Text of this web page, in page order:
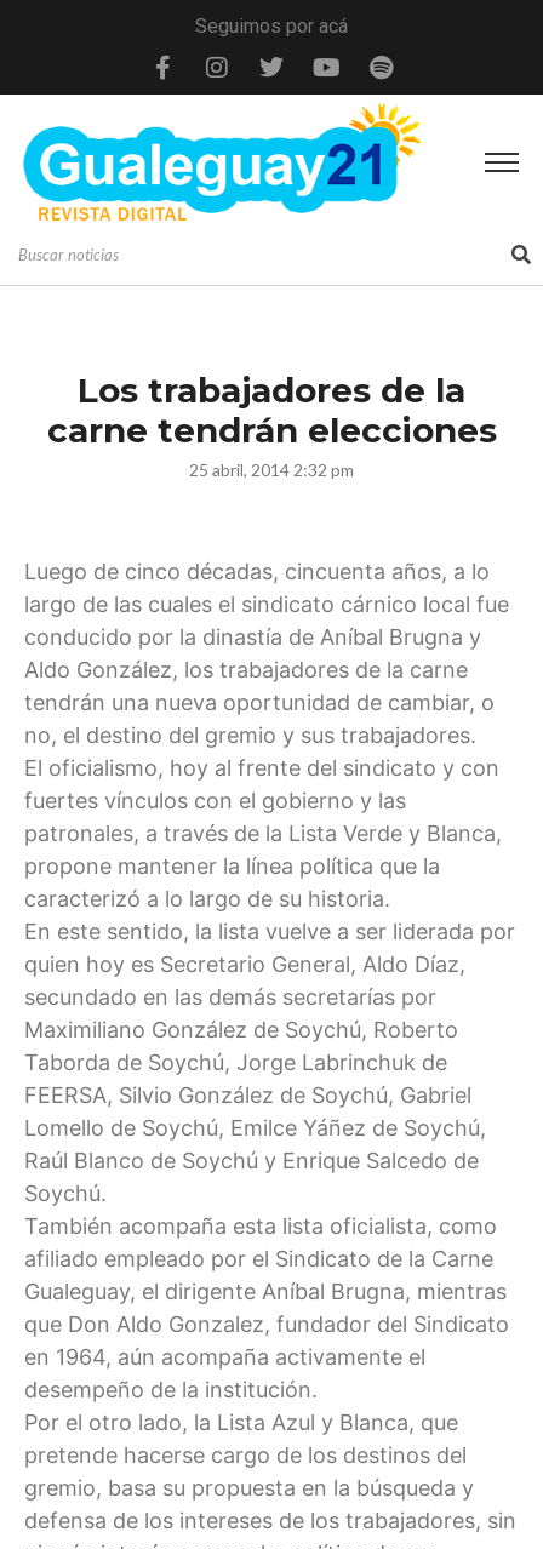
Seguimos por acá
Los trabajadores de la
carne tendrán elecciones
25 abril, 2014 2:32 pm
Luego de cinco décadas, cincuenta años, a lo
largo de las cuales el sindicato cárnico local fue
conducido por la dinastía de Aníbal Brugna y
Aldo González, los trabajadores de la carne
tendrán una nueva oportunidad de cambiar, o
no, el destino del gremio y sus trabajadores.
El oficialismo, hoy al frente del sindicato y con
fuertes vínculos con el gobierno y las
patronales, a través de la Lista Verde y Blanca,
propone mantener la línea política que la
caracterizó a lo largo de su historia.
En este sentido, la lista vuelve a ser liderada por
quien hoy es Secretario General, Aldo Díaz,
secundado en las demás secretarías por
Maximiliano González de Soychú, Roberto
Taborda de Soychú, Jorge Labrinchuk de
FEERSA, Silvio González de Soychú, Gabriel
Lomello de Soychú, Emilce Yáñez de Soychú,
Raúl Blanco de Soychú y Enrique Salcedo de
Soychú.
También acompaña esta lista oficialista, como
afiliado empleado por el Sindicato de la Carne
Gualeguay, el dirigente Aníbal Brugna, mientras
que Don Aldo Gonzalez, fundador del Sindicato
en 1964, aún acompaña activamente el
desempeño de la institución.
Por el otro lado, la Lista Azul y Blanca, que
pretende hacerse cargo de los destinos del
gremio, basa su propuesta en la búsqueda y
defensa de los intereses de los trabajadores, sin